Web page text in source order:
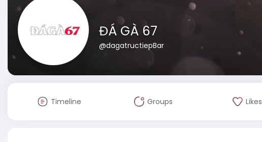
ĐÁ GÀ 67
@dagatructiepBar
Timeline Groups Likes